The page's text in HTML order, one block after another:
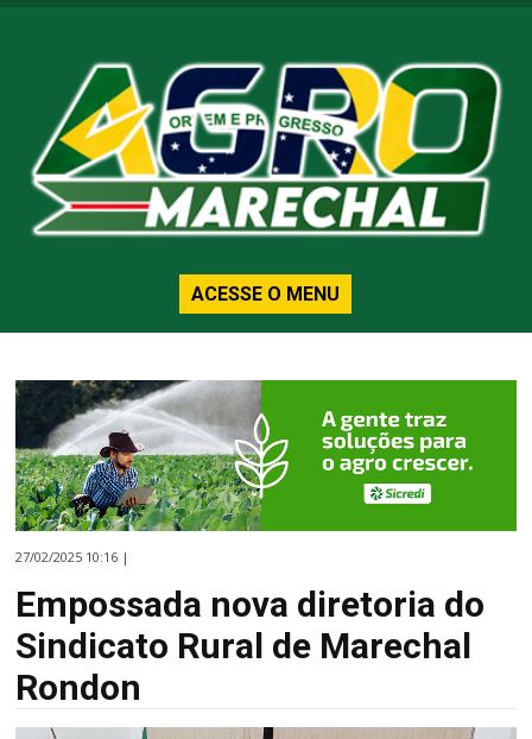
ACESSE O MENU
27/02/2025 10:16 |
Empossada nova diretoria do
Sindicato Rural de Marechal
Rondon